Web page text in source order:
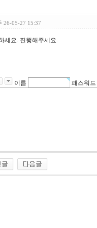
26-05-27 15:37
세요. 진행해주세요.
이름 패스워드